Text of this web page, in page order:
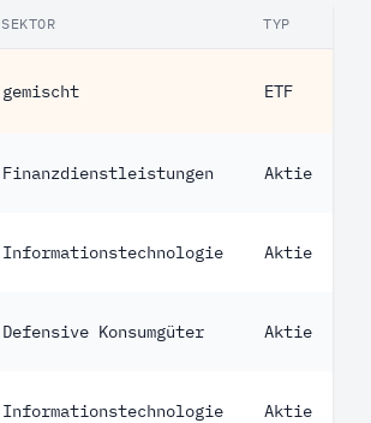
SEKTOR TYP
gemischt ETF
Finanzdienstleistungen Aktie
Informationstechnologie Aktie
Defensive Konsumgüter Aktie
Informationstechnologie Aktie